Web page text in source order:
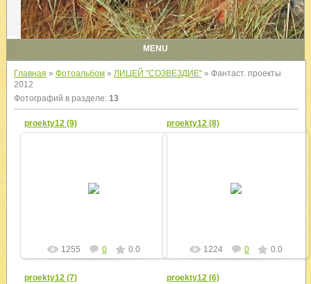
MENU
Главная » Фотоальбом» ЛИЦЕЙ "СОЗВЕЗДИЕ"» Фантаст. проекты
2012
Фотографий в разделе: 13
proekty12 (9)
1255 0 0.0
proekty12 (8)
1224 0 0.0
proekty12 (7) proekty12 (6)